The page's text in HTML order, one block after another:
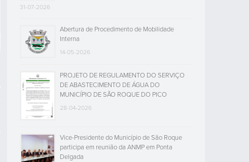
31-07-2026
Abertura de Procedimento de Mobilidade
Interna
14-05-2026
PROJETO DE REGULAMENTO DO SERVIÇO
DE ABASTECIMENTO DE ÁGUA DO
MUNICÍPIO DE SÃO ROQUE DO PICO
28-04-2026
Vice-Presidente do Município de São Roque
participa em reunião da ANMP em Ponta
Delgada